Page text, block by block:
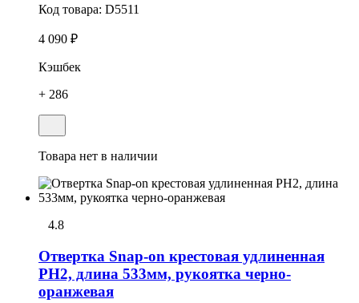
Код товара: D5511
4 090 ₽
Кэшбек
+ 286
Товара нет в наличии
4.8
Отвертка Snap-on крестовая удлиненная
РН2, длина 533мм, рукоятка черно-
оранжевая